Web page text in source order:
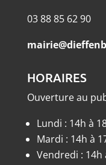
03 88 85 62 90
HORAIRES
Ouverture au
Lundi : 14h à
Mardi : 14h à
Vendredi : 14h